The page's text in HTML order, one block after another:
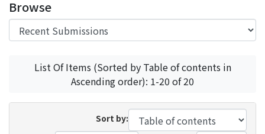
Browse
List Of Items (Sorted by Table of contents in
Ascending order): 1-20 of 20
Sort by: